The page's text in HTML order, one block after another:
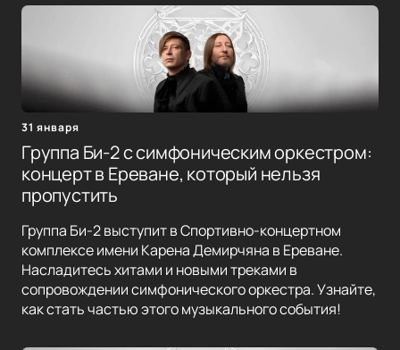
31 января
Группа Би-2 с симфоническим оркестром:
концерт в Ереване, который нельзя
пропустить
Группа Би-2 выступит в Спортивно-концертном
комплексе имени Карена Демирчяна в Ереване.
Насладитесь хитами и новыми треками в
сопровождении симфонического оркестра. Узнайте,
как стать частью этого музыкального события!